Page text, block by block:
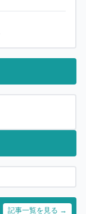
記事一覧を見る →